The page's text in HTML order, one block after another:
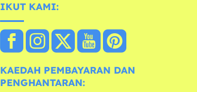
IKUT KAMI:
KAEDAH PEMBAYARAN DAN
PENGHANTARAN: